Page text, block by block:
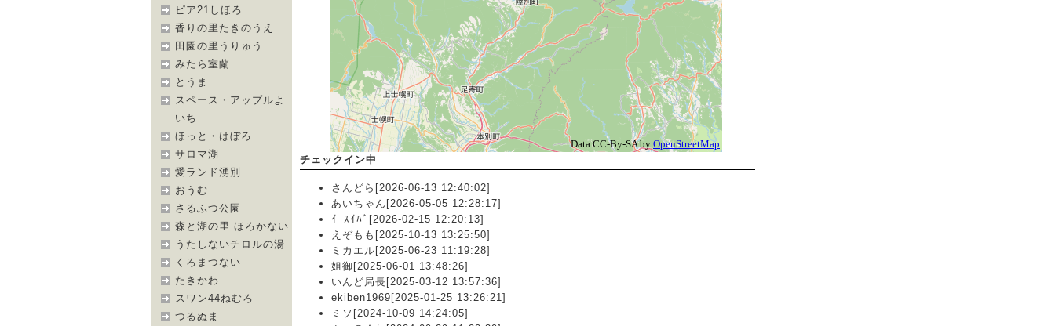
ピア21しほろ
香りの里たきのうえ
田園の里うりゅう
みたら室蘭
とうま
スペース・アップルよ
いち
ほっと・はぼろ
サロマ湖
愛ランド湧別
おうむ
さるふつ公園
森と湖の里 ほろかない
うたしないチロルの湯
くろまつない
たきかわ
スワン44ねむろ
つるぬま
チェックイン中
さんどら[2026-06-13 12:40:02]
あいちゃん[2026-05-05 12:28:17]
ｲｰｽｲﾊﾞ[2026-02-15 12:20:13]
えぞもも[2025-10-13 13:25:50]
ミカエル[2025-06-23 11:19:28]
姐御[2025-06-01 13:48:26]
いんど局長[2025-03-12 13:57:36]
ekiben1969[2025-01-25 13:26:21]
ミソ[2024-10-09 14:24:05]